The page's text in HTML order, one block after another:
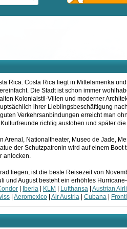
Rica. Costa Rica liegt in Mittelamerika
Die Stadt ist schon immer
Kolonialstil-Villen und moderner
ihrer Lieblingsbeschäftigung
Verkehrsanbindungen erreicht man
richtig austoben und später
Nationaltheater, Museo de Jade,
der Schutzpatronin wird auf einem
anlocken.
liegen, ist die beste Reisezeit von
und August besteht ein erhöhtes
| Iberia| KLM Lufthansa| Austrian
| Aeromexico| Air Austria| Cubana|